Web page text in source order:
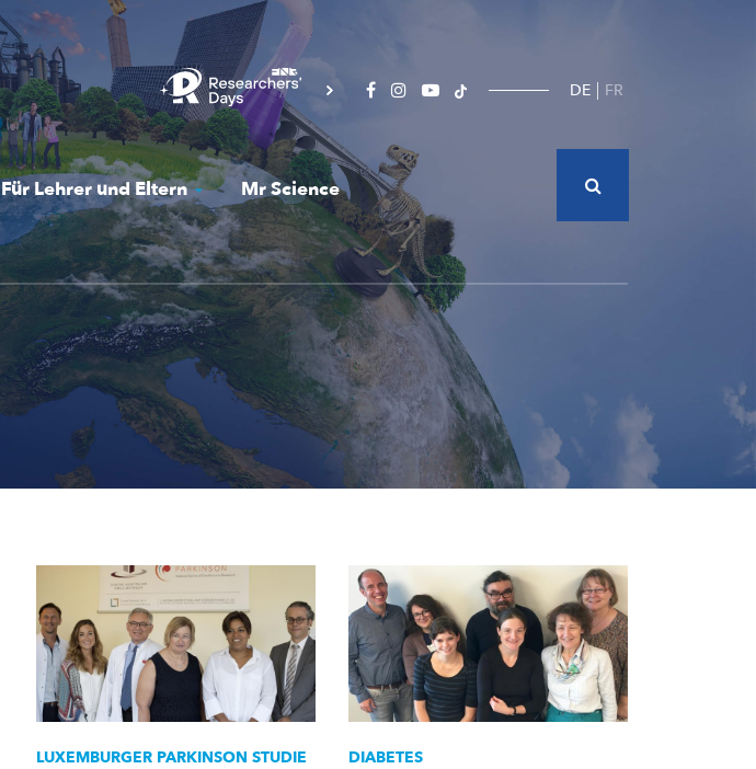
DE FR
Für Lehrer und Eltern Mr Science
LUXEMBURGER PARKINSON STUDIE DIABETES